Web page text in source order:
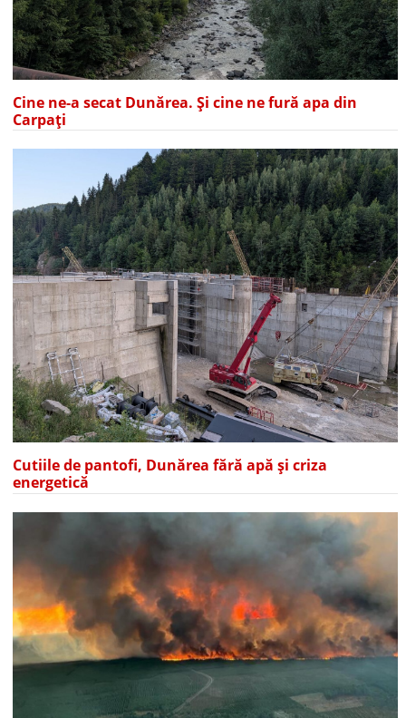
Cine ne-a secat Dunărea. Și cine ne fură apa din
Carpați
Cutiile de pantofi, Dunărea fără apă și criza
energetică